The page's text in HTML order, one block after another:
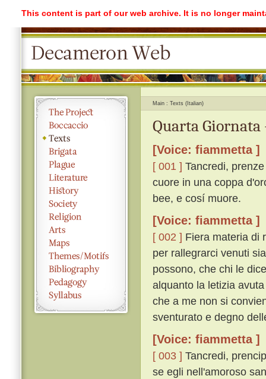
This content is part of our web archive. It is no longer
Main Texts (Italian)
Quarta
[Voice: fiammetta ]
[ 001 ] Tancredi,
cuore in una coppa
bee, e cosí muore.
[Voice: fiammetta ]
[ 002 ] Fiera materia di
per rallegrarci venuti
possono, che chi le
alquanto la letizia
che a me non si
sventurato e degno
[Voice: fiammetta ]
[ 003 ] Tancredi,
se egli nell'amoroso